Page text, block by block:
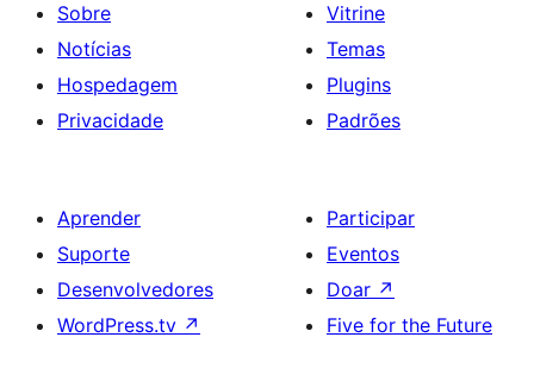
Sobre
Notícias
Hospedagem
Privacidade
Vitrine
Temas
Plugins
Padrões
Aprender
Suporte
Desenvolvedores
WordPress.tv ↗
Participar
Eventos
Doar ↗
Five for the Future